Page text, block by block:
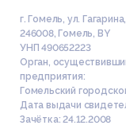
г. Гомель, ул.
246008,Гомель BY
УНП 490652223
Орган,
предприятия:
Гомельский
Дата выдачи
Зачётка: 24.12.2008